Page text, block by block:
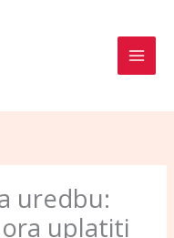
uredbu:
uplatiti